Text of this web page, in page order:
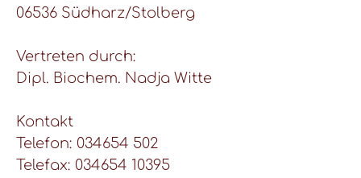
06536 Südharz/Stolberg
Vertreten durch:
Dipl. Biochem. Nadja Witte
Kontakt
Telefon: 034654 502
Telefax: 034654 10395